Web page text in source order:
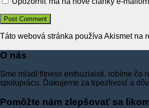
Táto webová stránka používa Akismet na
O nás
Sme mladí fitness enthuziaisti, robíme čo
spoluprácu. Ďakujeme za trpezlivosť a
Pomôžte nám zlepšovať sa